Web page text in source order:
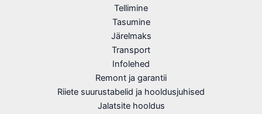
Tellimine
Tasumine
Järelmaks
Transport
Infolehed
Remont ja garantii
Riiete suurustabelid ja hooldusjuhised
Jalatsite hooldus